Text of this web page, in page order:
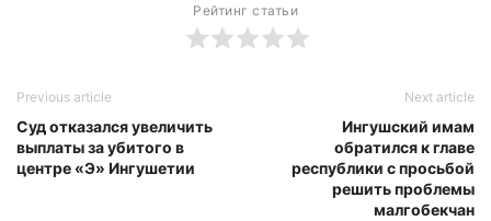
Рейтинг статьи
Previous article
Суд отказался увеличить
выплаты за убитого в
центре «Э» Ингушетии
Next article
Ингушский имам
обратился к главе
республики с просьбой
решить проблемы
малгобекчан